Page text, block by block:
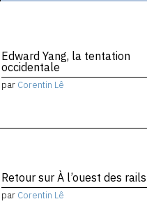
Edward Yang, la tentation
occidentale
par Corentin Lê
Retour sur À l’ouest des rails
par Corentin Lê